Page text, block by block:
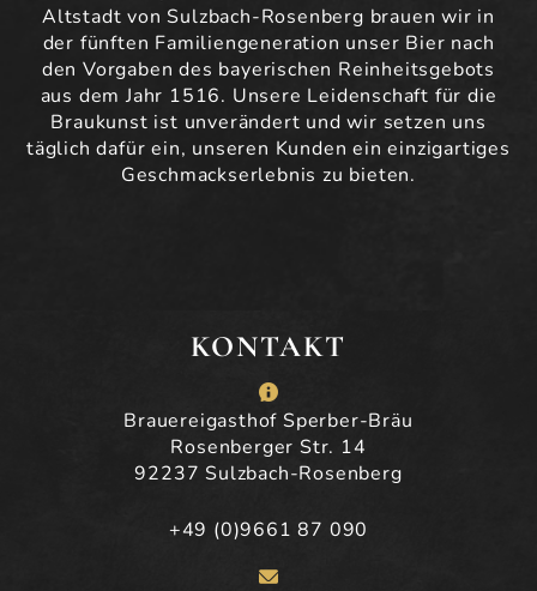
Altstadt von Sulzbach-Rosenberg brauen wir in
der fünften Familiengeneration unser Bier nach
den Vorgaben des bayerischen Reinheitsgebots
aus dem Jahr 1516. Unsere Leidenschaft für die
Braukunst ist unverändert und wir setzen uns
täglich dafür ein, unseren Kunden ein einzigartiges
Geschmackserlebnis zu bieten.
KONTAKT
Brauereigasthof Sperber-Bräu
Rosenberger Str. 14
92237 Sulzbach-Rosenberg
+49 (0)9661 87 090